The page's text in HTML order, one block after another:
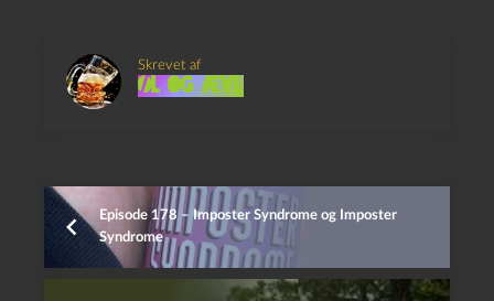
Skrevet af
Øl og Ævl
Episode 178 – Imposter Syndrome og Imposter
Syndrome